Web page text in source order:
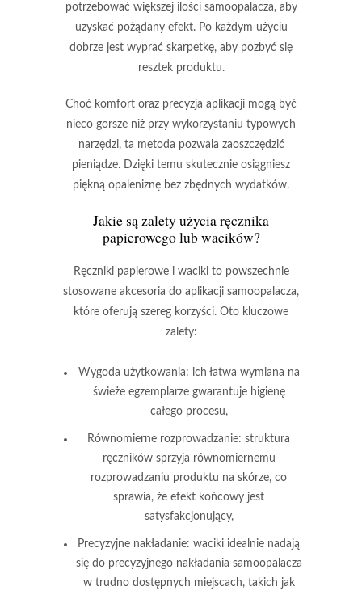
potrzebować większej ilości samoopalacza, aby
uzyskać pożądany efekt. Po każdym użyciu
dobrze jest wyprać skarpetkę, aby pozbyć się
resztek produktu.
Choć komfort oraz precyzja aplikacji mogą być
nieco gorsze niż przy wykorzystaniu typowych
narzędzi, ta metoda pozwala zaoszczędzić
pieniądze. Dzięki temu skutecznie osiągniesz
piękną opaleniznę bez zbędnych wydatków.
Jakie są zalety użycia ręcznika
papierowego lub wacików?
Ręczniki papierowei wacikito powszechnie
stosowane akcesoria do aplikacji samoopalacza,
które oferują szereg korzyści. Oto kluczowe
zalety:
Wygoda użytkowania: ich łatwa wymiana na
świeże egzemplarze gwarantuje higienę
całego procesu,
Równomierne rozprowadzanie: struktura
ręczników sprzyja równomiernemu
rozprowadzaniu produktu na skórze, co
sprawia, że efekt końcowy jest
satysfakcjonujący,
Precyzyjne nakładanie: waciki idealnie nadają
się do precyzyjnego nakładania samoopalacza
w trudno dostępnych miejscach, takich jak